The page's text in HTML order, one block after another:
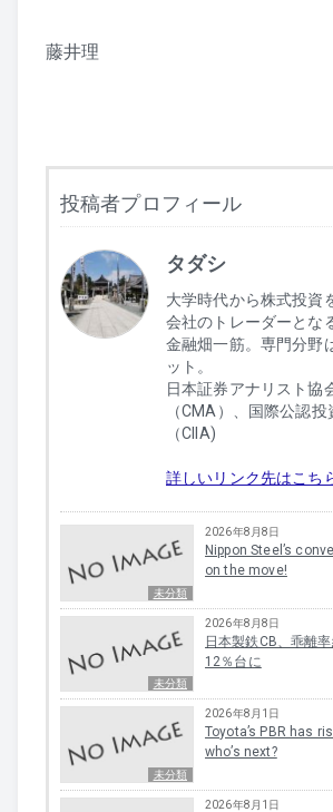
藤井理
投稿者プロフィール
タダシ
大学時代から株式投資
会社のトレーダーとな
金融畑一筋。専門分野
ット。
日本証券アナリスト協
（CMA）、国際公認
（CIIA)
詳しいリンク先はこち
未分類
2026年8月8日
Nippon Steel’s
on the move!
未分類
2026年8月8日
日本製鉄CB、乖離
12％台に
未分類
2026年8月1日
Toyota’s PBR has
who’s next?
2026年8月1日